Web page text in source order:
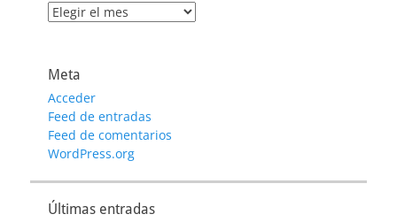
Archivo
Meta
Acceder
Feed de entradas
Feed de comentarios
WordPress.org
Últimas entradas